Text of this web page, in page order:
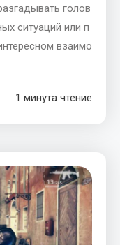
голов
ситуаций или п
взаимо
1 минута чтение